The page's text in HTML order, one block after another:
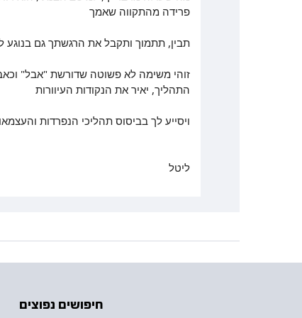
פרידה מהתקווה שאמך
תבין, תתמוך ותקבל את הרגשתך גם
זוהי משימה לא פשוטה שדורשת "אבל" וכאב
התהליך, יאיר את הנקודות העיוורות
ויסייע לך בביסוס תהליכי הנפרדות
ליטל
חיפושים נפוצים